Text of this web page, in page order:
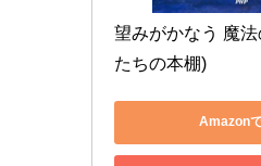
望みがかなう 魔
たちの本棚)
Amazon